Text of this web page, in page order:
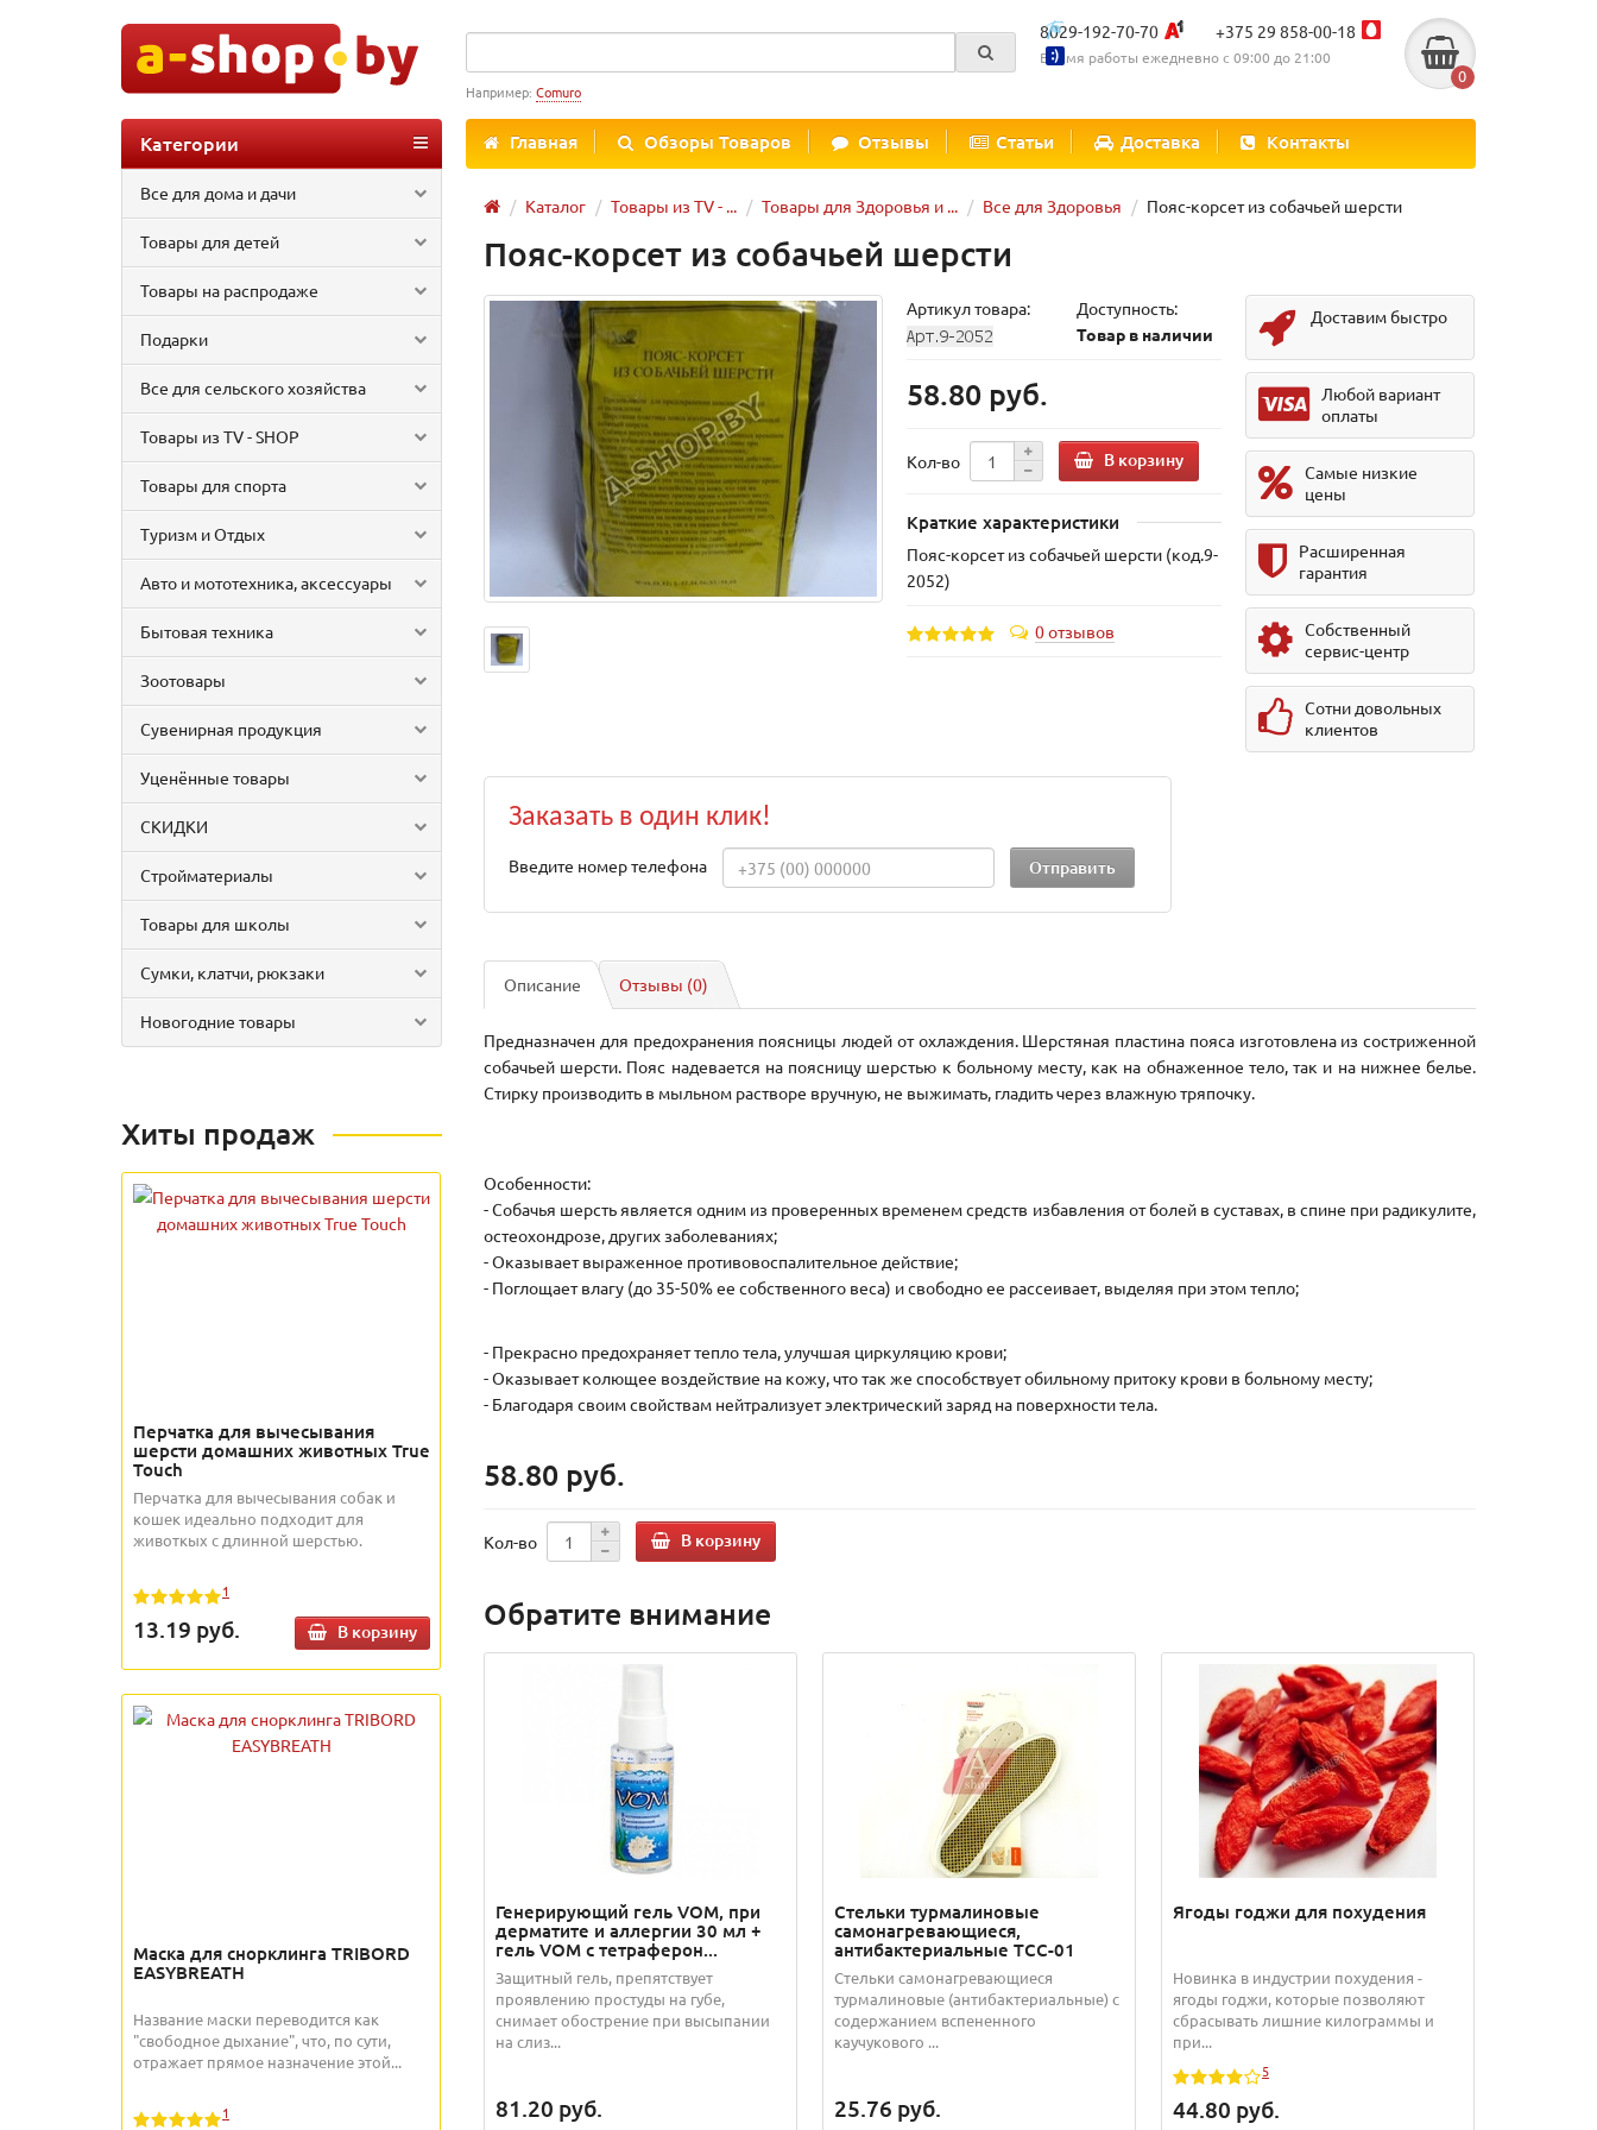
8029-192-70-70 +375 29 858-00-18
Время работы ежедневно с 09:00 до 21:00
0
Например: Comuro
Главная Обзоры Товаров Отзывы Статьи Доставка Контакты
Категории
Все для дома и дачи
Товары для детей
Товары на распродаже
Подарки
Все для сельского хозяйства
Товары из TV - SHOP
Товары для спорта
Туризм и Отдых
Авто и мототехника, аксессуары
Бытовая техника
Зоотовары
Сувенирная продукция
Уценённые товары
СКИДКИ
Стройматериалы
Товары для школы
Сумки, клатчи, рюкзаки
Новогодние товары
Каталог Товары из TV - ... Товары для Здоровья и ... Все для Здоровья Пояс-корсет из собачьей шерсти
Хиты продаж
Перчатка для вычесывания
шерсти домашних животных True
Touch
Перчатка для вычесывания собак и
кошек идеально подходит для
животкых с длинной шерстью.
1
13.19 руб. В корзину
Маска для снорклинга TRIBORD
EASYBREATH
Название маски переводится как
"свободное дыхание", что, по сути,
отражает прямое назначение этой...
1
Пояс-корсет из собачьей шерсти
Артикул товара:
Доступность:
Товар в наличии
58.80 руб.
Кол-во В корзину
Краткие характеристики
Пояс-корсет из собачьей шерсти (код.9-
2052)
0 отзывов
Доставим быстро
Любой вариант
оплаты
Самые низкие
цены
Расширенная
гарантия
Собственный
сервис-центр
Сотни довольных
клиентов
Заказать в один клик!
Введите номер телефона
Описание Отзывы (0)
Предназначен для предохранения поясницы людей от охлаждения. Шерстяная пластина пояса изготовлена из состриженной
собачьей шерсти. Пояс надевается на поясницу шерстью к больному месту, как на обнаженное тело, так и на нижнее белье.
Стирку производить в мыльном растворе вручную, не выжимать, гладить через влажную тряпочку.
Особенности:
- Собачья шерсть является одним из проверенных временем средств избавления от болей в суставах, в спине при радикулите,
остеохондрозе, других заболеваниях;
- Оказывает выраженное противовоспалительное действие;
- Поглощает влагу (до 35-50% ее собственного веса) и свободно ее рассеивает, выделяя при этом тепло;
- Прекрасно предохраняет тепло тела, улучшая циркуляцию крови;
- Оказывает колющее воздействие на кожу, что так же способствует обильному притоку крови в больному месту;
- Благодаря своим свойствам нейтрализует электрический заряд на поверхности тела.
58.80 руб.
Кол-во В корзину
Обратите внимание
Генерирующий гель VOM, при
дерматите и аллергии 30 мл +
гель VOM с тетраферон...
Защитный гель, препятствует
проявлению простуды на губе,
снимает обострение при высыпании
на слиз...
81.20 руб.
Стельки турмалиновые
самонагревающиеся,
антибактериальные ТСС-01
Стельки самонагревающиеся
турмалиновые (антибактериальные) с
содержанием вспененного
каучукового ...
25.76 руб.
Ягоды годжи для похудения
Новинка в индустрии похудения -
ягоды годжи, которые позволяют
сбрасывать лишние килограммы и
при...
5
44.80 руб.